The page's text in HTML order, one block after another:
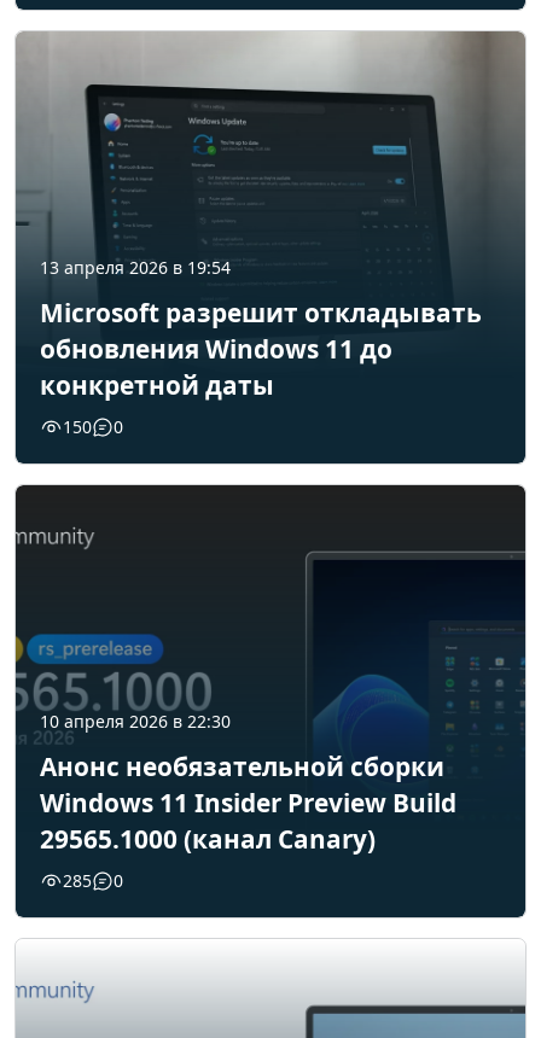
13 апреля 2026 в 19:54
Microsoft разрешит откладывать
обновления Windows 11 до
конкретной даты
150 0
10 апреля 2026 в 22:30
Анонс необязательной сборки
Windows 11 Insider Preview Build
29565.1000 (канал Canary)
285 0